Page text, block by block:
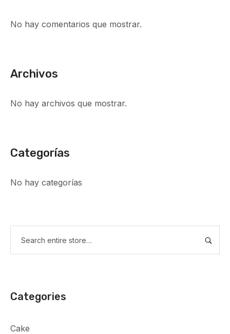
No hay comentarios que mostrar.
Archivos
No hay archivos que mostrar.
Categorías
No hay categorías
Categories
Cake